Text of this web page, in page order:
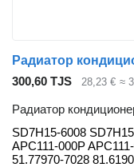
300,60 TJS 28,23 € ≈
Радиатор
SD7H15-6008
APC111-000P
51.77970-7028